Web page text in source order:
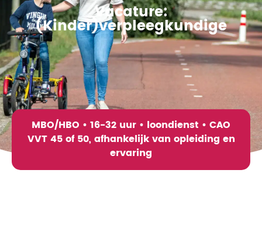
Vacature:
(Kinder)verpleegkundige
MBO/HBO • 16-32 uur • loondienst • CAO
VVT 45 of 50, afhankelijk van opleiding en
ervaring